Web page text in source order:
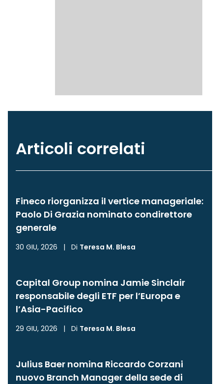
Articoli correlati
Fineco riorganizza il vertice manageriale:
Paolo Di Grazia nominato condirettore
generale
30 GIU, 2026 | Di Teresa M. Blesa
Capital Group nomina Jamie Sinclair
responsabile degli ETF per l’Europa e
l’Asia-Pacifico
29 GIU, 2026 | Di Teresa M. Blesa
Julius Baer nomina Riccardo Corzani
nuovo Branch Manager della sede di